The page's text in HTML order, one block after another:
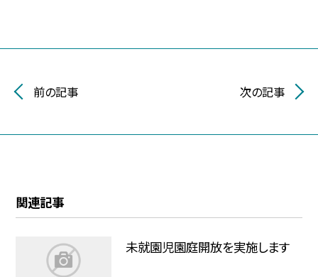
前の記事 次の記事
関連記事
未就園児園庭開放を実施します